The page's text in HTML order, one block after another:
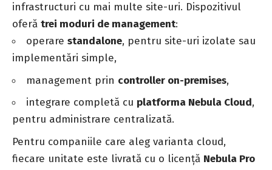
infrastructuri cu mai multe site-uri. Dispozitivul
oferă trei moduri de management:
operare standalone, pentru site-uri izolate sau
implementări simple,
management prin controller on-premises,
integrare completă cu platforma Nebula Cloud,
pentru administrare centralizată.
Pentru companiile care aleg varianta cloud,
fiecare unitate este livrată cu o licență Nebula Pro